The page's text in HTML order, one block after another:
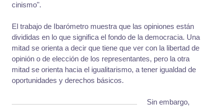
cinismo".
El trabajo de Ibarómetro muestra que las opiniones están
divididas en lo que significa el fondo de la democracia. Una
mitad se orienta a decir que tiene que ver con la libertad de
opinión o de elección de los representantes, pero la otra
mitad se orienta hacia el igualitarismo, a tener igualdad de
oportunidades y derechos básicos.
Sin embargo,